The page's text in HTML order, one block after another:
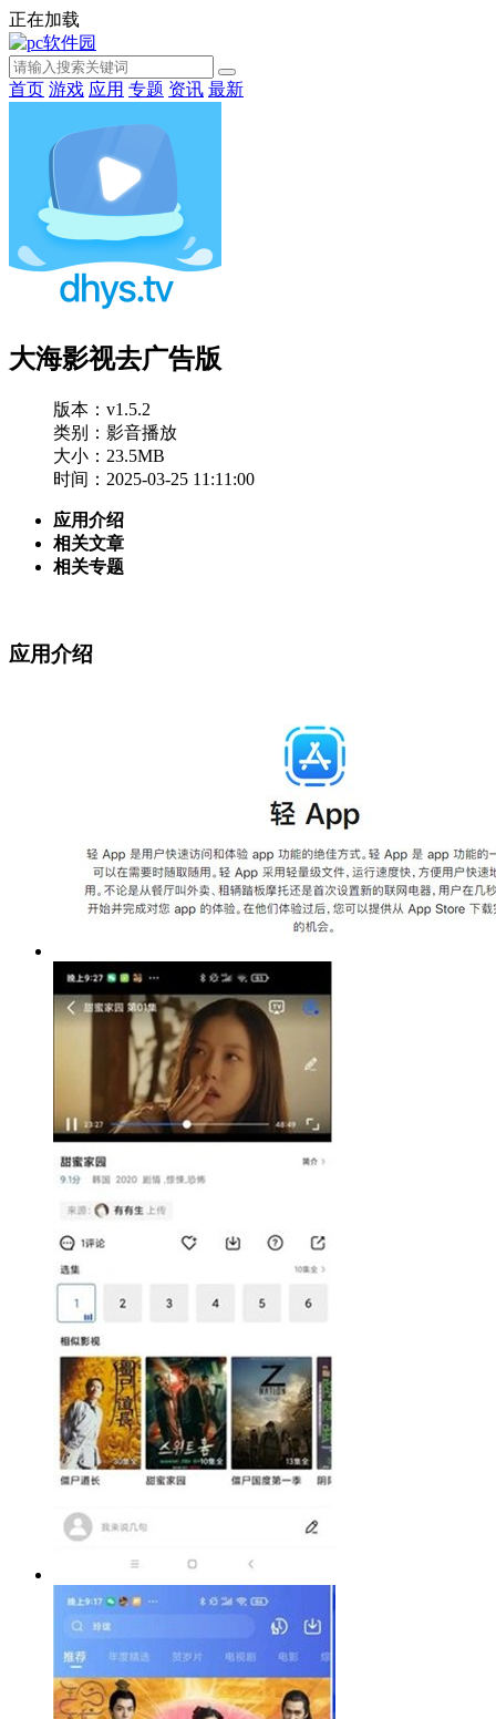
正在加载
首页 游戏 应用 专题 资讯 最新
大海影视去广告版
版本：v1.5.2
类别：影音播放
大小：23.5MB
时间：2025-03-25 11:11:00
应用介绍
相关文章
相关专题
应用介绍